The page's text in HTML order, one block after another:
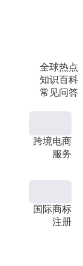
全球热点
知识百科
常见问答
跨境电商
服务
国际商标
注册